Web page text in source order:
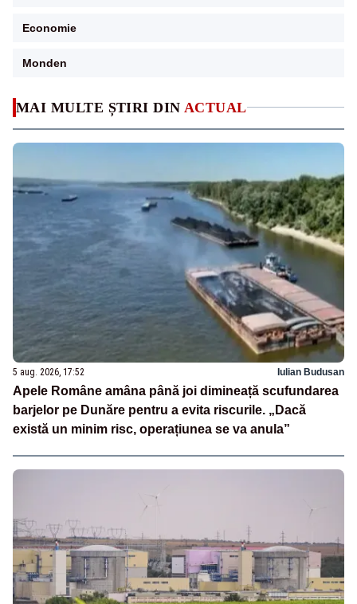
MAI MULTE ȘTIRI DIN ACTUAL
5 aug. 2026, 17:52 Iulian Budusan
Apele Române amâna până joi dimineață scufundarea
barjelor pe Dunăre pentru a evita riscurile. „Dacă
există un minim risc, operațiunea se va anula”
Economie
Monden